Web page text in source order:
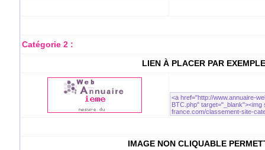
Catégorie 2 :
LIEN À PLACER PAR
IMAGE NON CLIQUABLE